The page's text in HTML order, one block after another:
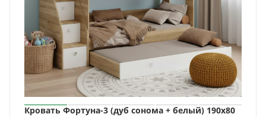
Кровать Фортуна-3 (дуб сонома + белый) 190х80